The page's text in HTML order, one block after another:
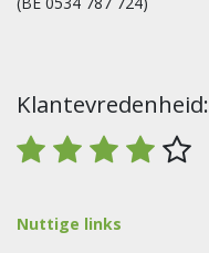
Klantevredenheid:
Nuttige links